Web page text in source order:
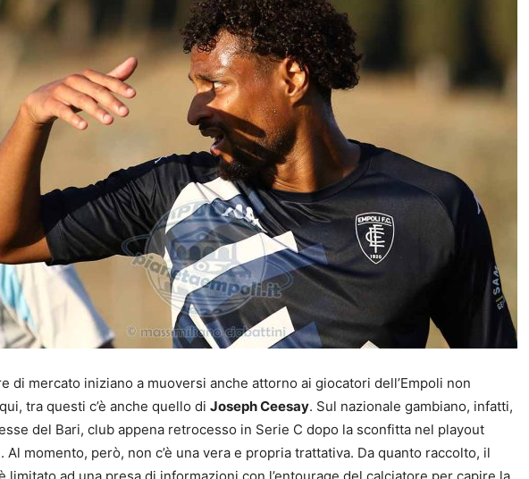
di mercato iniziano a muoversi anche attorno ai giocatori dell’Empoli non
tra questi c’è anche quello di Joseph Ceesay. Sul nazionale gambiano, infatti,
del Bari, club appena retrocesso in Serie C dopo la sconfitta nel playout
momento, però, non c’è una vera e propria trattativa. Da quanto raccolto, il